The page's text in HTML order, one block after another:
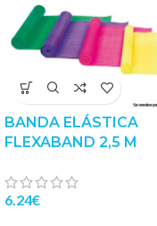
BANDA ELÁSTICA
FLEXABAND 2,5 M
6.24€